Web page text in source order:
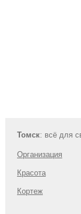
Томск: всё для
Организация
Красота
Кортеж